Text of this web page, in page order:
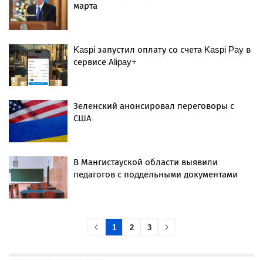
марта
Kaspi запустил оплату со счета Kaspi Pay в
сервисе Alipay+
Зеленский анонсировал переговоры с
США
В Мангистауской области выявили
педагогов с поддельными документами
1 2 3